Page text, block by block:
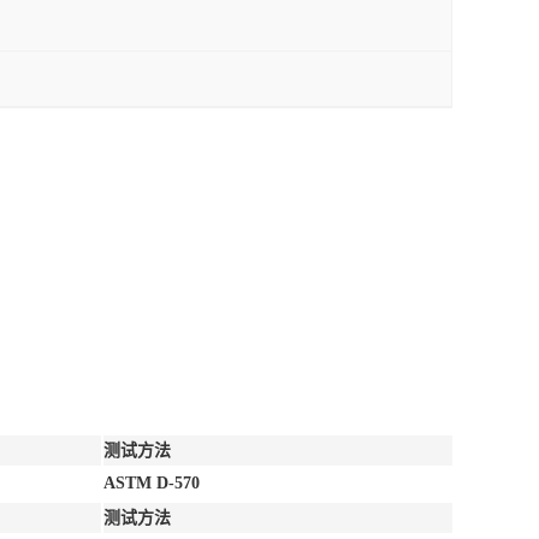
测试方法
ASTM D-570
测试方法